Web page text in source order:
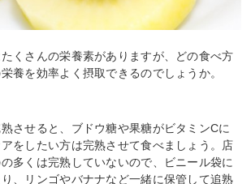
くさんの栄養素がありますが、どの食べ方
養を効率よく摂取できるのでしょうか。
させると、ブドウ糖や果糖がビタミンCに
をしたい方は完熟させて食べましょう。店
多くは完熟していないので、ビニール袋に
、リンゴやバナナなど一緒に保管して追熟